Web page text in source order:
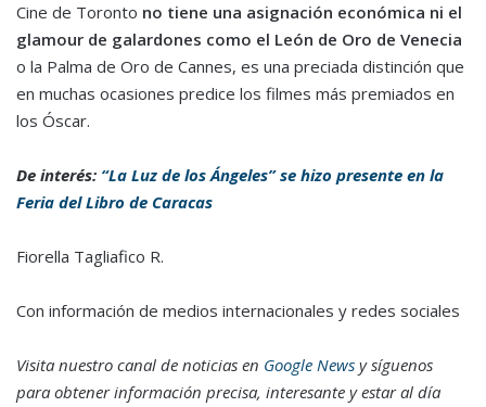
Cine de Toronto no tiene una asignación económica ni el
glamour de galardones como el León de Oro de Venecia
o la Palma de Oro de Cannes, es una preciada distinción que
en muchas ocasiones predice los filmes más premiados en
los Óscar.
De interés: “La Luz de los Ángeles” se hizo presente en la
Feria del Libro de Caracas
Fiorella Tagliafico R.
Con información de medios internacionales y redes sociales
Visita nuestro canal de noticias en Google News y síguenos
para obtener información precisa, interesante y estar al día